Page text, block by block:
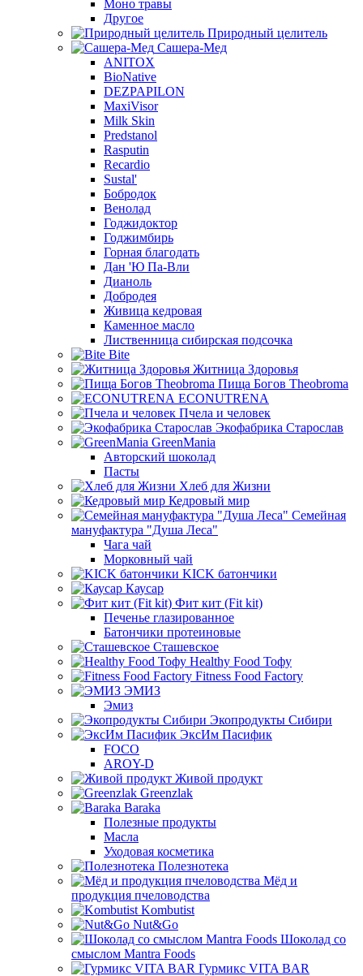
Моно травы
Другое
Природный целитель
Сашера-Мед
ANITOX
BioNative
DEZPAPILON
MaxiVisor
Milk Skin
Predstanol
Rasputin
Recardio
Sustal'
Бобродок
Венолад
Годжидоктор
Годжимбирь
Горная благодать
Дан 'Ю Па-Вли
Дианоль
Добродея
Живица кедровая
Каменное масло
Лиственница сибирская подсочка
Bite
Житница Здоровья
Пища Богов Theobroma
ECONUTRENA
Пчела и человек
Экофабрика Старослав
GreenMania
Авторский шоколад
Пасты
Хлеб для Жизни
Кедровый мир
Семейная
мануфактура "Душа Леса"
Чага чай
Морковный чай
KICK батончики
Каусар
Фит кит (Fit kit)
Печенье глазированное
Батончики протеиновые
Сташевское
Healthy Food Тофу
Fitness Food Factory
ЭМИЗ
Эмиз
Экопродукты Сибири
ЭксИм Пасифик
FOCO
AROY-D
Живой продукт
Greenzlak
Baraka
Полезные продукты
Масла
Уходовая косметика
Полезнотека
Мёд и
продукция пчеловодства
Kombutist
Nut&Go
Шоколад со
смыслом Mantra Foods
Гурмикс VITA BAR